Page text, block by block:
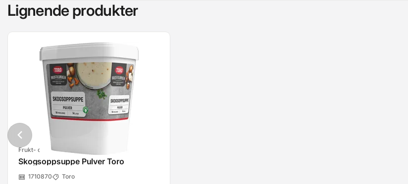
Lignende produkter
Frukt- og bærblandinger, frossen
Skogsoppsuppe Pulver Toro
1710870 Toro